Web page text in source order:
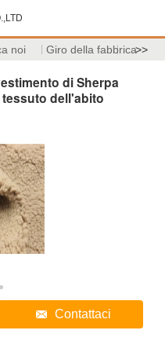
noi Giro della fabbrica>>
di Sherpa
dell'abito
Contattaci